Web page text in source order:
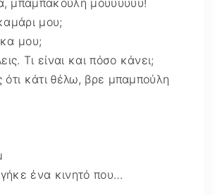
μου;
μου;
Τι είναι και πόσο κάνει;
ότι κάτι θέλω, βρε μπαμπούλη
ένα κινητό που…